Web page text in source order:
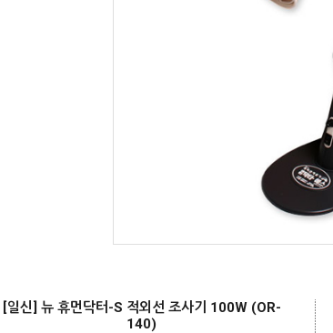
[일신] 뉴 휴먼닥터-S 적외선 조사기 100W (OR-
140)